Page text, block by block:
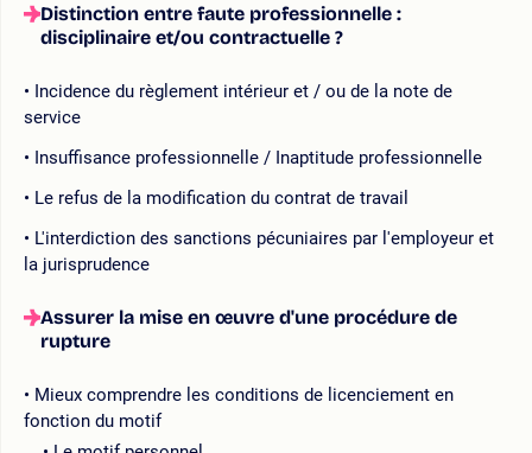
Distinction entre faute professionnelle :
disciplinaire et/ou contractuelle ?
Incidence du règlement intérieur et / ou de la note de
service
Insuffisance professionnelle / Inaptitude professionnelle
Le refus de la modification du contrat de travail
L'interdiction des sanctions pécuniaires par l'employeur et
la jurisprudence
Assurer la mise en œuvre d'une procédure de
rupture
Mieux comprendre les conditions de licenciement en
fonction du motif